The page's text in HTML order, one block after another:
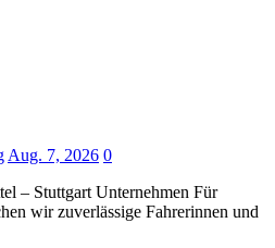
Aug. 7, 2026 0
– Stuttgart Unternehmen Für
wir zuverlässige Fahrerinnen und